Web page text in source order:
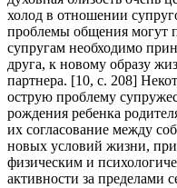
холод в отношении
проблемы общения могут
супругам необходимо
друга, к новому образу
партнера. [10, c. 208]
острую проблему
рождения ребенка
их согласование между
новых условий жизни,
физическим и
активности за пределами